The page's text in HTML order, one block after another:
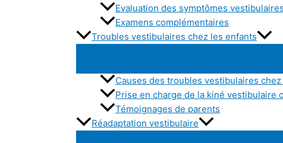
Evaluation des symptômes vestibulaires
Examens complémentaires
Troubles vestibulaires chez les enfants
Causes des troubles vestibulaires
Prise en charge de la kiné vestibulaire
Témoignages de parents
Réadaptation vestibulaire